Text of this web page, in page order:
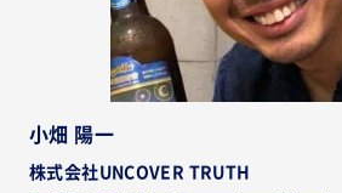
小畑 陽一
株式会社UNCOVER TRUTH